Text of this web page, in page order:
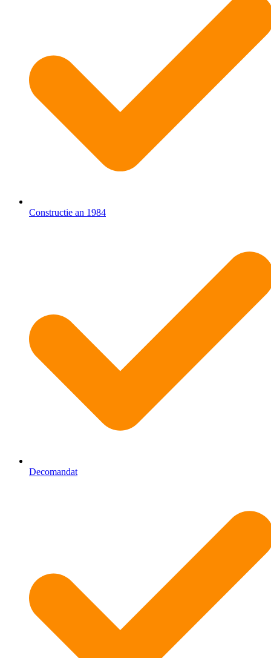
Constructie an 1984
Decomandat